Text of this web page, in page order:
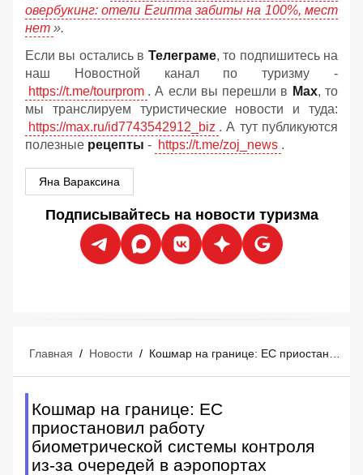
овербукинг: отели Египта забиты на 100%, мест
нет ».
Если вы остались в Телеграме, то подпишитесь на
наш Новостной канал по туризму -
https://t.me/tourprom . А если вы перешли в Мах, то
мы транслируем туристические новости и туда:
https://max.ru/id7743542912_biz . А тут публикуются
полезные рецепты - https://t.me/zoj_news .
Яна Вараксина
Подписывайтесь на новости туризма
Главная / Новости /
Кошмар на границе: ЕС
приостановил работу
биометрической системы контроля
из-за очередей в аэропортах